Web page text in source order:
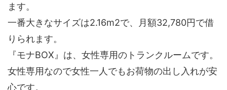
ます。
一番大きなサイズは2.16m2で、月額32,780円で借
りられます。
『モナBOX』は、女性専用のトランクルームです。
女性専用なので女性一人でもお荷物の出し入れが安
心です。